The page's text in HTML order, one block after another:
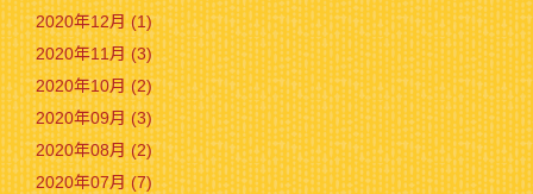
2020年12月 (1)
2020年11月 (3)
2020年10月 (2)
2020年09月 (3)
2020年08月 (2)
2020年07月 (7)